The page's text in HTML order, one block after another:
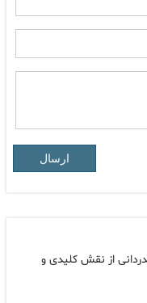
ارسال
از نقش کلیدی و